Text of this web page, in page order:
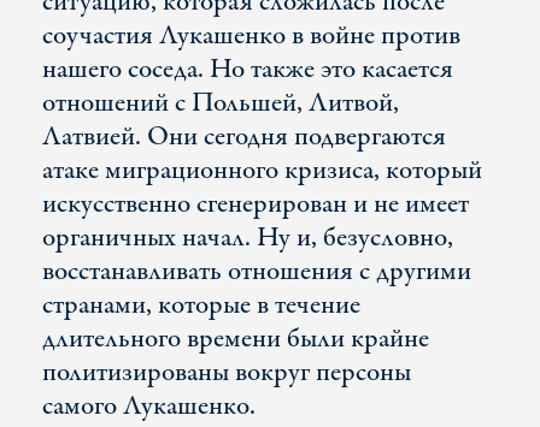
соучастия Лукашенко в войне против
нашего соседа. Но также это касается
отношений с Польшей, Литвой,
Латвией. Они сегодня подвергаются
атаке миграционного кризиса, который
искусственно сгенерирован и не имеет
органичных начал. Ну и, безусловно,
восстанавливать отношения с другими
странами, которые в течение
длительного времени были крайне
политизированы вокруг персоны
самого Лукашенко.